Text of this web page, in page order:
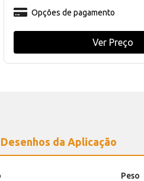
Opções de pagamento
Ver Preço
Desenhos da Aplicação
Peso